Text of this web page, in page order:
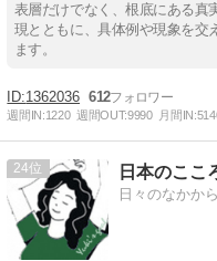
表層だけでなく、根底にある真
現とともに、具体例や現象を交
ます。
1362036 612
週間IN:1220 週間OUT:9990 月間IN:
24 日本のここ
日々のなかか